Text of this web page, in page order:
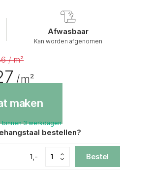
Afwasbaar
Kan worden afgenomen
/ m²
/ m²
maken
binnen 3 werkdagen
bestellen?
1,- Bestel